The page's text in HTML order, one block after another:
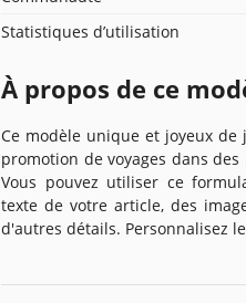
Statistiques d’utilisation
À propos de ce
Ce modèle unique et joyeux
promotion de voyages dans
Vous pouvez utiliser ce
texte de votre article, des
d'autres détails. Personnalisez